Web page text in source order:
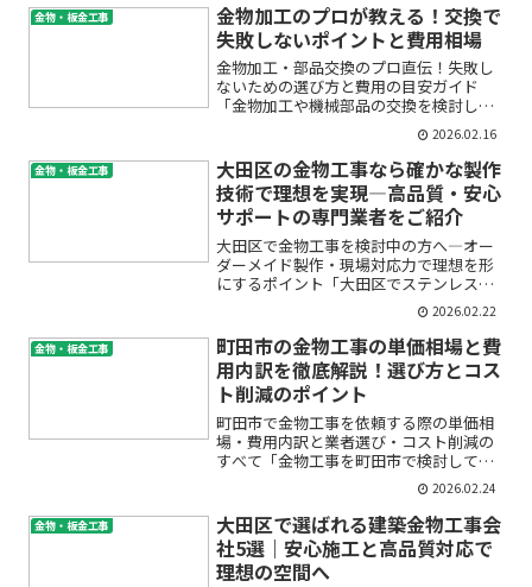
「スパンドレルってよく聞くけど、本当
に自分の家に向いているの...
金物・板金工事
金物加工のプロが教える！交換で
失敗しないポイントと費用相場
金物加工・部品交換のプロ直伝！失敗し
ないための選び方と費用の目安ガイド
「金物加工や機械部品の交換を検討して
いるけれど、どの業者に頼んだらよいの
かわからない」「費用や工期、そもそも
どんな流れで進むの？」とお悩みではあ
りませんか？金属部品交換や...
2026.02.16
金物・板金工事
大田区の金物工事なら確かな製作
技術で理想を実現―高品質・安心
サポートの専門業者をご紹介
大田区で金物工事を検討中の方へ―オー
ダーメイド製作・現場対応力で理想を形
にするポイント「大田区でステンレスや
アルミの金物工事を依頼したいけれど、
どこの業者に相談したらよいかわからな
い」「細かなオーダーメイドや現場での
柔軟な対応ができる会社は...
2026.02.22
金物・板金工事
町田市の金物工事の単価相場と費
用内訳を徹底解説！選び方とコス
ト削減のポイント
町田市で金物工事を依頼する際の単価相
場・費用内訳と業者選び・コスト削減の
すべて「金物工事を町田市で検討してい
るけど、どのくらいの費用がかかる
の？」「見積りの“単価”や“内訳”って、
何にどう影響するの？」「なるべく無駄
なく、安心できる業者にお...
2026.02.24
金物・板金工事
大田区で選ばれる建築金物工事会
社5選｜安心施工と高品質対応で
理想の空間へ